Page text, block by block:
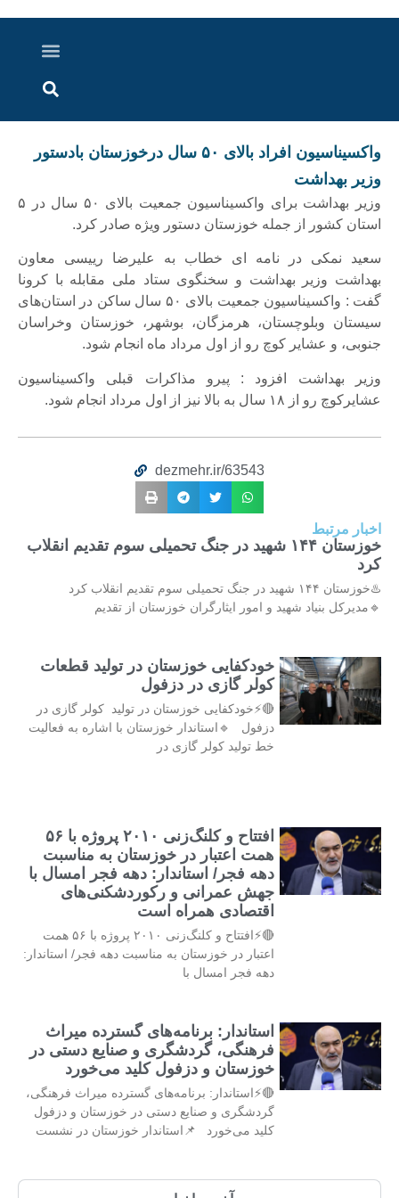
واکسیناسیون افراد بالای ۵۰ سال درخوزستان بادستور
وزیر بهداشت
وزیر بهداشت برای واکسیناسیون جمعیت بالای ۵۰ سال در ۵
استان کشور از جمله خوزستان دستور ویژه صادر کرد.
سعید نمکی در نامه ای خطاب به علیرضا رییسی معاون
بهداشت وزیر بهداشت و سخنگوی ستاد ملی مقابله با کرونا
گفت : واکسیناسیون جمعیت بالای ۵۰ سال ساکن در استان‌های
سیستان وبلوچستان، هرمزگان، بوشهر، خوزستان وخراسان
جنوبی، و عشایر کوچ رو از اول مرداد ماه انجام شود.
وزیر بهداشت افزود : پیرو مذاکرات قبلی واکسیناسیون
عشایرکوچ رو از ۱۸ سال به بالا نیز از اول مرداد انجام شود.
dezmehr.ir/63543
اخبار مرتبط
خوزستان ۱۴۴ شهید در جنگ تحمیلی سوم تقدیم انقلاب
کرد
♨️خوزستان ۱۴۴ شهید در جنگ تحمیلی سوم تقدیم انقلاب کرد
🔹مدیرکل بنیاد شهید و امور ایثارگران خوزستان از تقدیم
خودکفایی خوزستان در تولید قطعات
کولر گازی در دزفول
🔴⚡خودکفایی خوزستان در تولید کولر گازی در
دزفول 🔹استاندار خوزستان با اشاره به فعالیت
خط تولید کولر گازی در
افتتاح و کلنگ‌زنی ۲۰۱۰ پروژه با ۵۶
همت اعتبار در خوزستان به مناسبت
دهه فجر/ استاندار: دهه فجر امسال با
جهش عمرانی و رکوردشکنی‌های
اقتصادی همراه است
🔴⚡افتتاح و کلنگ‌زنی ۲۰۱۰ پروژه با ۵۶ همت
اعتبار در خوزستان به مناسبت دهه فجر/ استاندار:
دهه فجر امسال با
استاندار: برنامه‌های گسترده میراث
فرهنگی، گردشگری و صنایع دستی در
خوزستان و دزفول کلید می‌خورد
🔴⚡استاندار: برنامه‌های گسترده میراث فرهنگی،
گردشگری و صنایع دستی در خوزستان و دزفول
کلید می‌خورد 📌استاندار خوزستان در نشست